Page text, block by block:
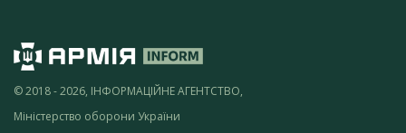
© 2018 - 2026, ІНФОРМАЦІЙНЕ АГЕНТСТВО,
Міністерство оборони України